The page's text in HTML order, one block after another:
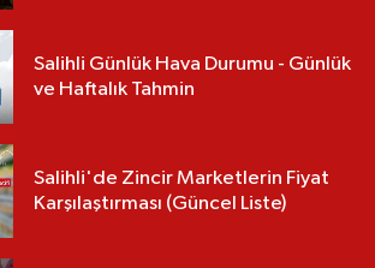
Salihli Günlük Hava Durumu - Günlük
ve Haftalık Tahmin
Salihli'de Zincir Marketlerin Fiyat
Karşılaştırması (Güncel Liste)